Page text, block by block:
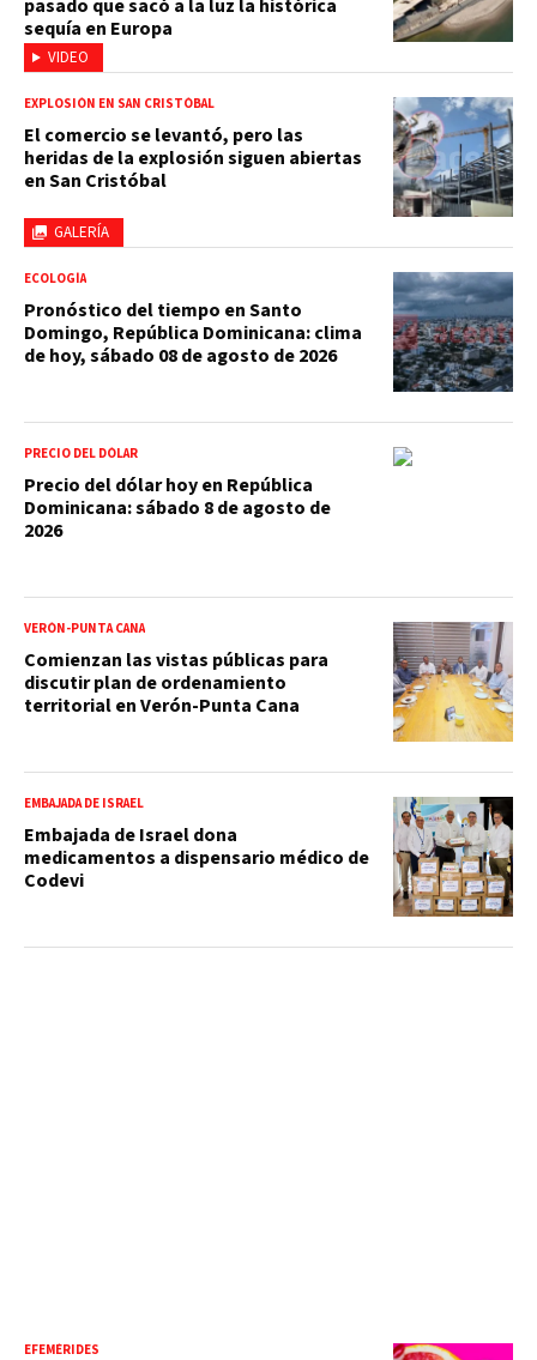
VIDEO
pasado que sacó a la luz la histórica
sequía en Europa
GALERÍA
EXPLOSIÓN EN SAN CRISTÓBAL
El comercio se levantó, pero las
heridas de la explosión siguen abiertas
en San Cristóbal
ECOLOGÍA
Pronóstico del tiempo en Santo
Domingo, República Dominicana: clima
de hoy, sábado 08 de agosto de 2026
PRECIO DEL DÓLAR
Precio del dólar hoy en República
Dominicana: sábado 8 de agosto de
2026
VERÓN-PUNTA CANA
Comienzan las vistas públicas para
discutir plan de ordenamiento
territorial en Verón-Punta Cana
EMBAJADA DE ISRAEL
Embajada de Israel dona
medicamentos a dispensario médico de
Codevi
EFEMÉRIDES